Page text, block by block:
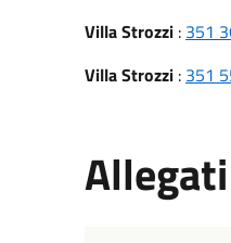
Villa Strozzi: 351
Villa Strozzi: 351
Allegati